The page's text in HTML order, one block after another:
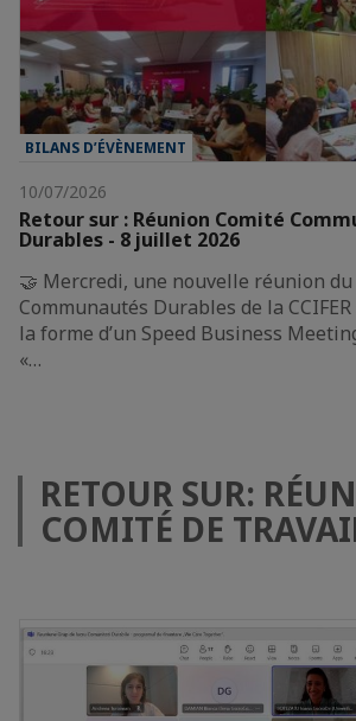
BILANS D’ÉVÈNEMENT
10/07/2026
Retour sur : Réunion Comité
Durables - 8 juillet 2026
🤝 Mercredi, une nouvelle réunion du
Communautés Durables de la CCIFER
la forme d’un Speed Business
«…
RETOUR SUR:
COMITÉ DE